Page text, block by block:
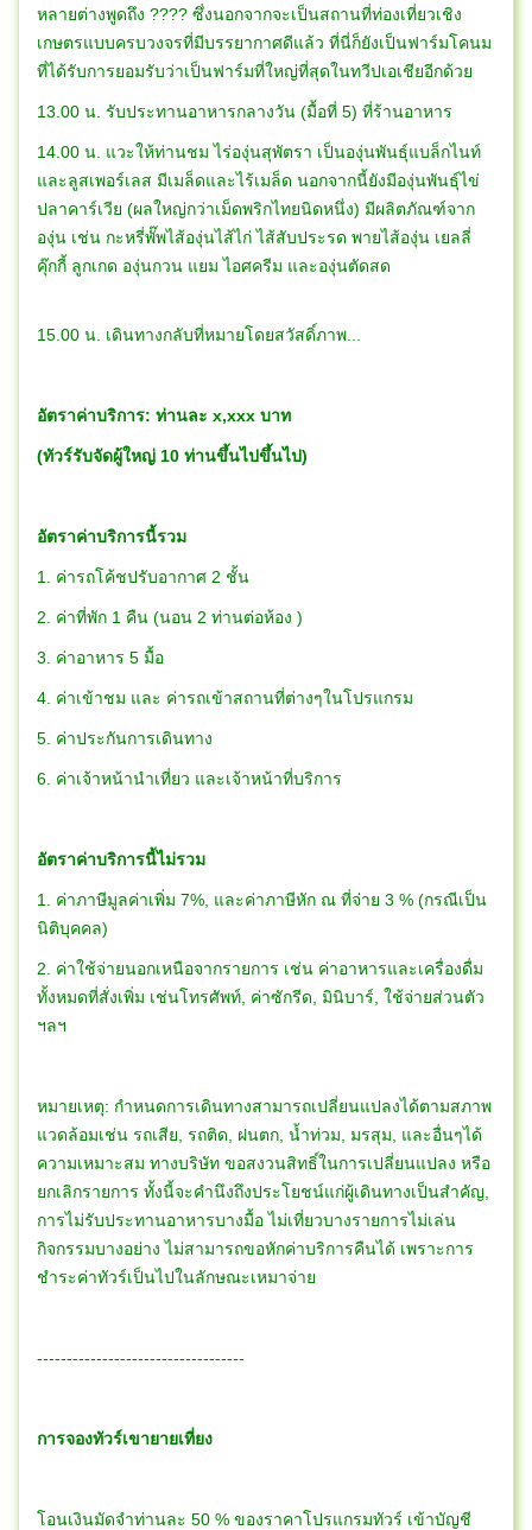
หลายต่างพูดถึง ???? ซึ่งนอกจากจะเป็นสถานที่ท่องเที่ยวเชิง
เกษตรแบบครบวงจรที่มีบรรยากาศดีแล้ว ที่นี่ก็ยังเป็นฟาร์มโคนม
ที่ได้รับการยอมรับว่าเป็นฟาร์มที่ใหญ่ที่สุดในทวีปเอเชียอีกด้วย
13.00 น. รับประทานอาหารกลางวัน (มื้อที่ 5) ที่ร้านอาหาร
14.00 น. แวะให้ท่านชม ไร่องุ่นสุพัตรา เป็นองุ่นพันธุ์แบล็กไนท์
และลูสเพอร์เลส มีเมล็ดและไร้เมล็ด นอกจากนี้ยังมีองุ่นพันธุ์ไข่
ปลาคาร์เวีย (ผลใหญ่กว่าเม็ดพริกไทยนิดหนึ่ง) มีผลิตภัณฑ์จาก
องุ่น เช่น กะหรี่พั๊พไส้องุ่นไส้ไก่ ไส้สับประรด พายไส้องุ่น เยลลี่
คุ๊กกี้ ลูกเกด องุ่นกวน แยม ไอศครีม และองุ่นตัดสด
15.00 น. เดินทางกลับที่หมายโดยสวัสดิ์ภาพ...
อัตราค่าบริการ: ท่านละ x,xxx บาท
(ทัวร์รับจัดผู้ใหญ่ 10 ท่านขึ้นไปขึ้นไป)
อัตราค่าบริการนี้รวม
1. ค่ารถโค้ชปรับอากาศ 2 ชั้น
2. ค่าที่พัก 1 คืน (นอน 2 ท่านต่อห้อง )
3. ค่าอาหาร 5 มื้อ
4. ค่าเข้าชม และ ค่ารถเข้าสถานที่ต่างๆในโปรแกรม
5. ค่าประกันการเดินทาง
6. ค่าเจ้าหน้านำเที่ยว และเจ้าหน้าที่บริการ
อัตราค่าบริการนี้ไม่รวม
1. ค่าภาษีมูลค่าเพิ่ม 7%, และค่าภาษีหัก ณ ที่จ่าย 3 % (กรณีเป็น
นิติบุคคล)
2. ค่าใช้จ่ายนอกเหนือจากรายการ เช่น ค่าอาหารและเครื่องดื่ม
ทั้งหมดที่สั่งเพิ่ม เช่นโทรศัพท์, ค่าซักรีด, มินิบาร์, ใช้จ่ายส่วนตัว
ฯลฯ
หมายเหตุ: กำหนดการเดินทางสามารถเปลี่ยนแปลงได้ตามสภาพ
แวดล้อมเช่น รถเสีย, รถติด, ฝนตก, น้ำท่วม, มรสุม, และอื่นๆได้
ความเหมาะสม ทางบริษัท ขอสงวนสิทธิ์ในการเปลี่ยนแปลง หรือ
ยกเลิกรายการ ทั้งนี้จะคำนึงถึงประโยชน์แก่ผู้เดินทางเป็นสำคัญ,
การไม่รับประทานอาหารบางมื้อ ไม่เที่ยวบางรายการไม่เล่น
กิจกรรมบางอย่าง ไม่สามารถขอหักค่าบริการคืนได้ เพราะการ
ชำระค่าทัวร์เป็นไปในลักษณะเหมาจ่าย
-----------------------------------
การจองทัวร์เขายายเที่ยง
โอนเงินมัดจำท่านละ 50 % ของราคาโปรแกรมทัวร์ เข้าบัญชี